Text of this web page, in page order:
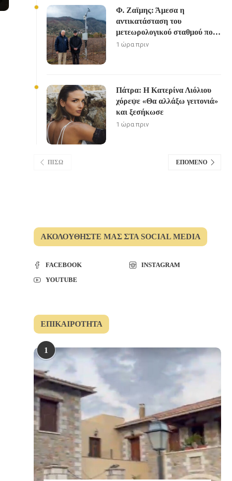
Φ. Ζαϊμης: Άμεσα η
αντικατάσταση του
μετεωρολογικού σταθμού που
καταστράφηκε από την
1 ώρα πριν
Πάτρα: Η Κατερίνα Λιόλιου
χόρεψε «Θα αλλάξω γειτονιά»
και ξεσήκωσε
1 ώρα πριν
ΠΊΣΩ ΕΠΌΜΕΝΟ
ΑΚΟΛΟΥΘΉΣΤΕ ΜΑΣ ΣΤΑ SOCIAL MEDIA
FACEBOOK
INSTAGRAM
YOUTUBE
ΕΠΙΚΑΙΡΌΤΗΤΑ
1